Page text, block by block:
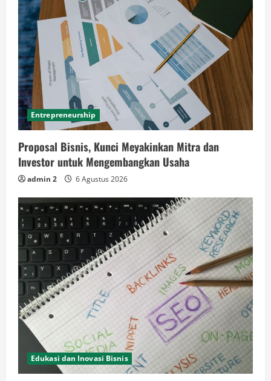
Entrepreneurship
Proposal Bisnis, Kunci Meyakinkan Mitra dan
Investor untuk Mengembangkan Usaha
admin 2 6 Agustus 2026
Edukasi dan Inovasi Bisnis